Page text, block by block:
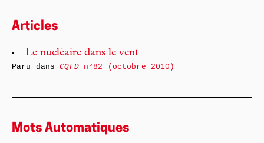
Articles
Le nucléaire dans le vent
Paru dansCQFDn°82 (octobre 2010)
Mots Automatiques